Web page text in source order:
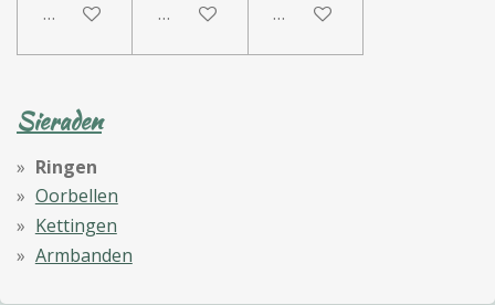
In winkelwagenIn winkelwagenIn winkelwagen
Sieraden
Ringen
Oorbellen
Kettingen
Armbanden